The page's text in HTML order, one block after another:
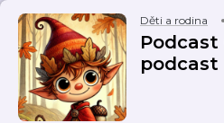
Děti a rodina
podcast